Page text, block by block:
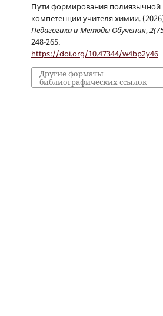
Пути формирования полиязычной
компетенции учителя химии.
Педагогика и Методы Обучения,
248-265.
https://doi.org/10.47344/w4bp2y46
Другие форматы
библиографических ссылок